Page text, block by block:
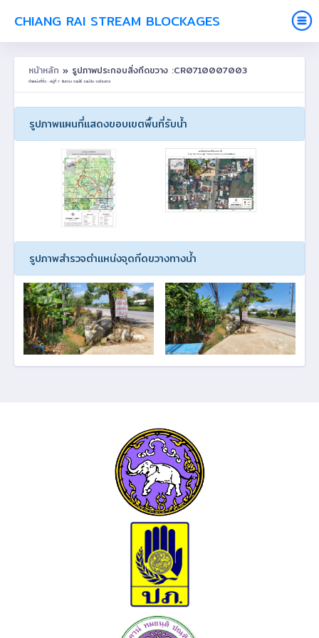
CHIANG RAI STREAM BLOCKAGES
หน้าหลัก » รูปภาพประกอบสิ่งกีดขวาง :CR0710007003
ตำแหน่งที่ตั้ง : หมู่ที่ 7 สันกอง ต.แม่ไร่ อ.แม่จัน จ.เชียงราย
รูปภาพแผนที่แสดงขอบเขตพื้นที่รับน้ำ
รูปภาพสำรวจตำแหน่งจุดกีดขวางทางน้ำ